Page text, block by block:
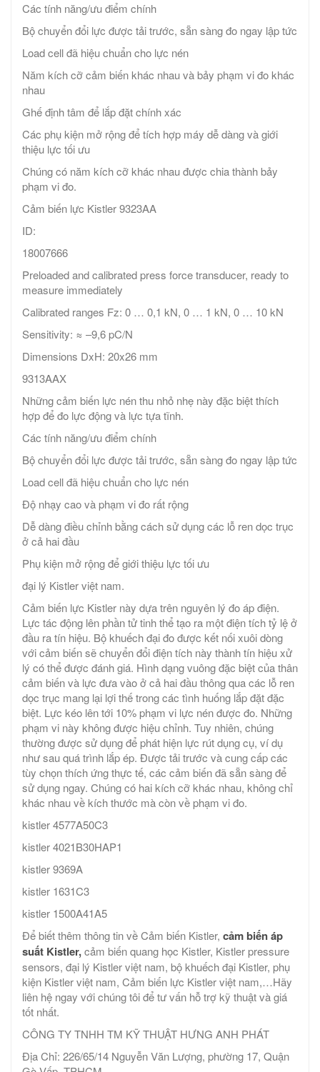
Các tính năng/ưu điểm chính
Bộ chuyển đổi lực được tải trước, sẵn sàng đo ngay lập tức
Load cell đã hiệu chuẩn cho lực nén
Năm kích cỡ cảm biến khác nhau và bảy phạm vi đo khác
nhau
Ghế định tâm để lắp đặt chính xác
Các phụ kiện mở rộng để tích hợp máy dễ dàng và giới
thiệu lực tối ưu
Chúng có năm kích cỡ khác nhau được chia thành bảy
phạm vi đo.
Cảm biến lực Kistler 9323AA
ID:
18007666
Preloaded and calibrated press force transducer, ready to
measure immediately
Calibrated ranges Fz: 0 … 0,1 kN, 0 … 1 kN, 0 … 10 kN
Sensitivity: ≈ –9,6 pC/N
Dimensions DxH: 20x26 mm
9313AAX
Những cảm biến lực nén thu nhỏ nhẹ này đặc biệt thích
hợp để đo lực động và lực tựa tĩnh.
Các tính năng/ưu điểm chính
Bộ chuyển đổi lực được tải trước, sẵn sàng đo ngay lập tức
Load cell đã hiệu chuẩn cho lực nén
Độ nhạy cao và phạm vi đo rất rộng
Dễ dàng điều chỉnh bằng cách sử dụng các lỗ ren dọc trục
ở cả hai đầu
Phụ kiện mở rộng để giới thiệu lực tối ưu
đại lý Kistler việt nam.
Cảm biến lực Kistler này dựa trên nguyên lý đo áp điện.
Lực tác động lên phần tử tinh thể tạo ra một điện tích tỷ lệ ở
đầu ra tín hiệu. Bộ khuếch đại đo được kết nối xuôi dòng
với cảm biến sẽ chuyển đổi điện tích này thành tín hiệu xử
lý có thể được đánh giá. Hình dạng vuông đặc biệt của thân
cảm biến và lực đưa vào ở cả hai đầu thông qua các lỗ ren
dọc trục mang lại lợi thế trong các tình huống lắp đặt đặc
biệt. Lực kéo lên tới 10% phạm vi lực nén được đo. Những
phạm vi này không được hiệu chỉnh. Tuy nhiên, chúng
thường được sử dụng để phát hiện lực rút dụng cụ, ví dụ
như sau quá trình lắp ép. Được tải trước và cung cấp các
tùy chọn thích ứng thực tế, các cảm biến đã sẵn sàng để
sử dụng ngay. Chúng có hai kích cỡ khác nhau, không chỉ
khác nhau về kích thước mà còn về phạm vi đo.
kistler 4577A50C3
kistler 4021B30HAP1
kistler 9369A
kistler 1631C3
kistler 1500A41A5
Để biết thêm thông tin về Cảm biến Kistler, cảm biến áp
suất Kistler,cảm biến quang học Kistler, Kistler pressure
sensors, đại lý Kistler việt nam, bộ khuếch đại Kistler, phụ
kiện Kistler việt nam, Cảm biến lực Kistler việt nam,…Hãy
liên hệ ngay với chúng tôi để tư vấn hỗ trợ kỹ thuật và giá
tốt nhất.
CÔNG TY TNHH TM KỸ THUẬT HƯNG ANH PHÁT
Địa Chỉ: 226/65/14 Nguyễn Văn Lượng, phường 17, Quận